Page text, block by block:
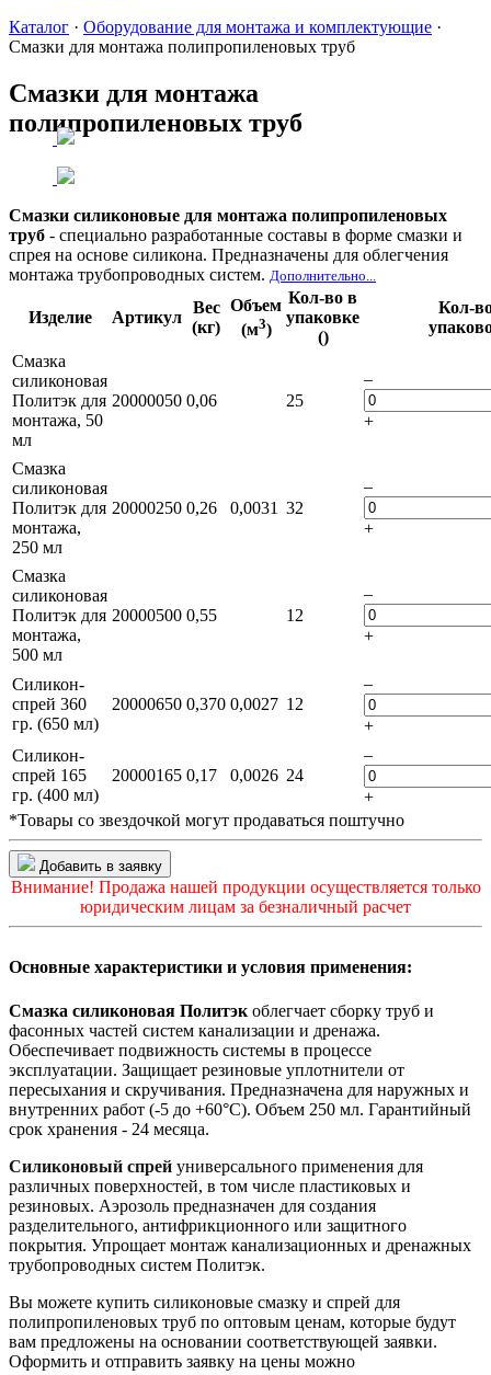
Каталог · Оборудование для монтажа и комплектующие ·
Смазки для монтажа полипропиленовых труб
Смазки для монтажа
полипропиленовых труб
Смазки силиконовые для монтажа полипропиленовых
труб - специально разработанные составы в форме смазки и
спрея на основе силикона. Предназначены для облегчения
монтажа трубопроводных систем. Дополнительно...
Изделие Артикул
Вес
(кг)
Объем
(м3)
Кол-во в
упаковке
()
Кол-
Смазка
силиконовая
Политэк для
монтажа, 50
мл
20000050 0,06 25
–
+
Смазка
силиконовая
Политэк для
монтажа,
250 мл
20000250 0,26 0,0031 32
–
+
Смазка
силиконовая
Политэк для
монтажа,
500 мл
20000500 0,55 12
–
+
Силикон-
спрей 360
гр. (650 мл)
20000650 0,370 0,0027 12
–
+
Силикон-
спрей 165
гр. (400 мл)
20000165 0,17 0,0026 24
–
+
*Товары со звездочкой могут продаваться поштучно
Добавить в заявку
Внимание! Продажа нашей продукции осуществляется только
юридическим лицам за безналичный расчет
Основные характеристики и условия применения:
Смазка силиконовая Политэк облегчает сборку труб и
фасонных частей систем канализации и дренажа.
Обеспечивает подвижность системы в процессе
эксплуатации. Защищает резиновые уплотнители от
пересыхания и скручивания. Предназначена для наружных и
внутренних работ (-5 до +60°С). Объем 250 мл. Гарантийный
срок хранения - 24 месяца.
Силиконовый спрей универсального применения для
различных поверхностей, в том числе пластиковых и
резиновых. Аэрозоль предназначен для создания
разделительного, антифрикционного или защитного
покрытия. Упрощает монтаж канализационных и дренажных
трубопроводных систем Политэк.
Вы можете купить силиконовые смазку и спрей для
полипропиленовых труб по оптовым ценам, которые будут
вам предложены на основании соответствующей заявки.
Оформить и отправить заявку на цены можно